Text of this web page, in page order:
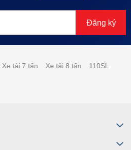
Đăng ký
Xe tải 7 tấn Xe tải 8 tấn
110SL